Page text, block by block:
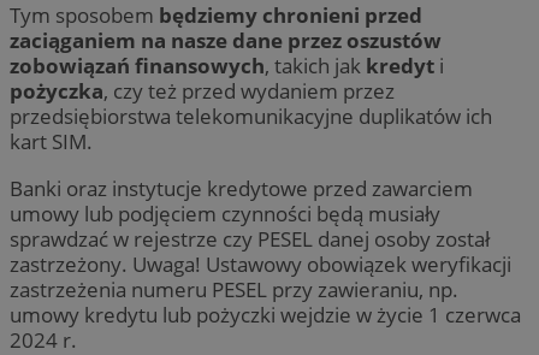
Tym sposobem będziemy chronieni przed
zaciąganiem na nasze dane przez oszustów
zobowiązań finansowych, takich jak kredyt i
pożyczka, czy też przed wydaniem przez
przedsiębiorstwa telekomunikacyjne duplikatów ich
kart SIM.
Banki oraz instytucje kredytowe przed zawarciem
umowy lub podjęciem czynności będą musiały
sprawdzać w rejestrze czy PESEL danej osoby został
zastrzeżony. Uwaga! Ustawowy obowiązek weryfikacji
zastrzeżenia numeru PESEL przy zawieraniu, np.
umowy kredytu lub pożyczki wejdzie w życie 1 czerwca
2024 r.